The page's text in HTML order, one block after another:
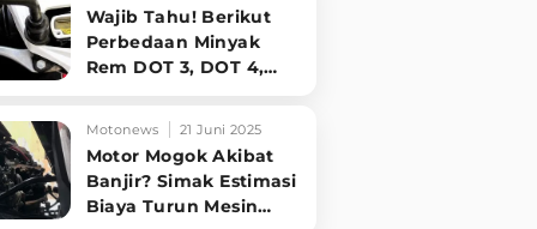
Wajib Tahu! Berikut
Perbedaan Minyak
Rem DOT 3, DOT 4,
Motor Anda
Motonews 21 Juni 2025
Motor Mogok Akibat
Banjir? Simak Estimasi
Biaya Turun Mesin